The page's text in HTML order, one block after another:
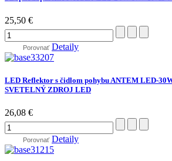
25,50 €
Porovnať Detaily
LED Reflektor s čidlom pohybu ANTEM LED-
SVETELNÝ ZDROJ LED
26,08 €
Porovnať Detaily